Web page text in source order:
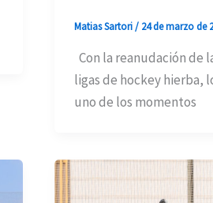
Matias Sartori/ 24 de marzo de
Con la reanudación de
ligas de hockey hierba,
uno de los momentos